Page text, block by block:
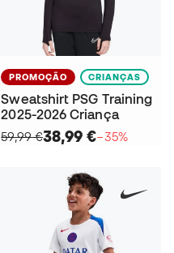
PROMOÇÃO CRIANÇAS
Sweatshirt PSG Training
2025-2026 Criança
59,99 €38,99 €−35%